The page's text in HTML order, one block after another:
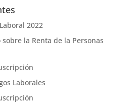
2022
la Renta de la Personas
Laborales